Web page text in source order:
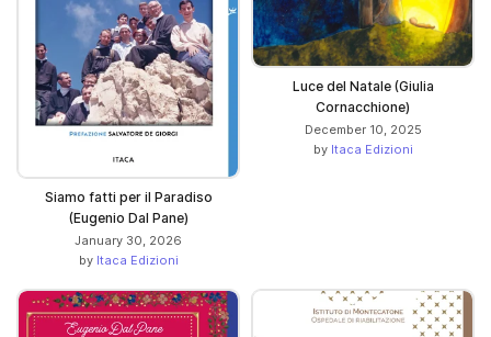
Siamo fatti per il Paradiso
(Eugenio Dal Pane)
January 30, 2026
by Itaca Edizioni
Luce del Natale (Giulia
Cornacchione)
December 10, 2025
by Itaca Edizioni